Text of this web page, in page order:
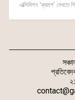
এক্সিবিশন ‘ক্রমশ’ দেখতে